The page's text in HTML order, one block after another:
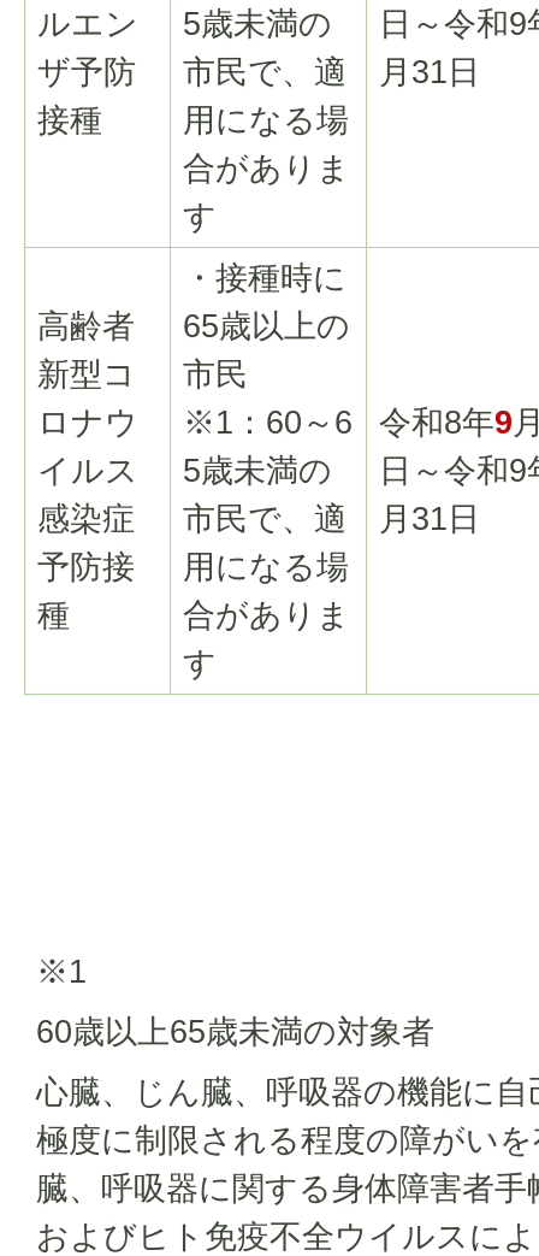
ルエン
ザ予防
接種
5歳未満の
市民で、適
用になる場
合がありま
す
日～令和9
月31日
高齢者
新型コ
ロナウ
イルス
感染症
予防接
種
・接種時に
65歳以上の
市民
※1：60～6
5歳未満の
市民で、適
用になる場
合がありま
す
令和8年9
日～令和9
月31日
※1
60歳以上65歳未満の対象者
心臓、じん臓、呼吸器の機能に
極度に制限される程度の障がい
臓、呼吸器に関する身体障害者
およびヒト免疫不全ウイルスに